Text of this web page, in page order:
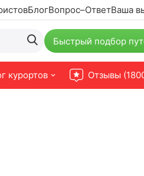
БлогВопрос–ОтветВаша
Быстрый подбор
курортов Отзывы